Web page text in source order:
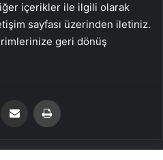
içerikler ile ilgili olarak
sayfası üzerinden iletiniz.
geri dönüş
Email'den paylaş